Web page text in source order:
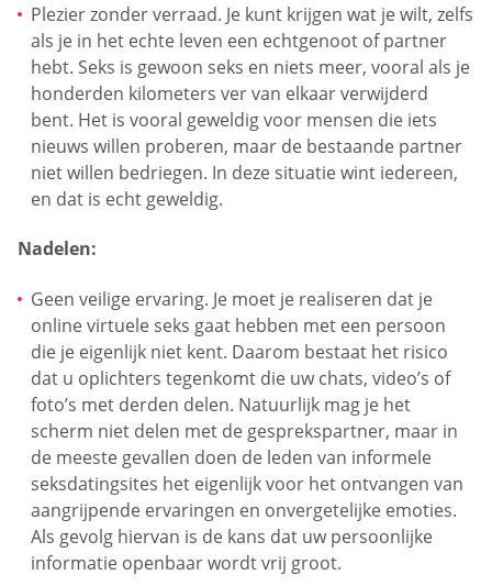
Plezier zonder verraad. Je kunt krijgen wat je wilt, zelfs
als je in het echte leven een echtgenoot of partner
hebt. Seks is gewoon seks en niets meer, vooral als je
honderden kilometers ver van elkaar verwijderd
bent. Het is vooral geweldig voor mensen die iets
nieuws willen proberen, maar de bestaande partner
niet willen bedriegen. In deze situatie wint iedereen,
en dat is echt geweldig.
Nadelen:
Geen veilige ervaring. Je moet je realiseren dat je
online virtuele seks gaat hebben met een persoon
die je eigenlijk niet kent. Daarom bestaat het risico
dat u oplichters tegenkomt die uw chats, video’s of
foto’s met derden delen. Natuurlijk mag je het
scherm niet delen met de gesprekspartner, maar in
de meeste gevallen doen de leden van informele
seksdatingsites het eigenlijk voor het ontvangen van
aangrijpende ervaringen en onvergetelijke emoties.
Als gevolg hiervan is de kans dat uw persoonlijke
informatie openbaar wordt vrij groot.